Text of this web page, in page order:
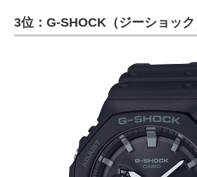
3位：G-SHOCK（ジーショッ